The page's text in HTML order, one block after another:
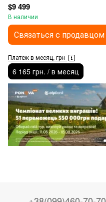
$9 499
В наличии
Связаться с продавцом
Платеж в месяц, грн
6 165 грн. / в месяц